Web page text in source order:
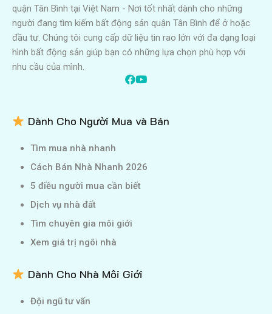
quận Tân Bình tại Việt Nam - Nơi tốt nhất dành cho những
người đang tìm kiếm bất động sản quận Tân Bình để ở hoặc
đầu tư. Chúng tôi cung cấp dữ liệu tin rao lớn với đa dạng loại
hình bất động sản giúp bạn có những lựa chọn phù hợp với
nhu cầu của mình.
Dành Cho Người Mua và Bán
Tìm mua nhà nhanh
Cách Bán Nhà Nhanh 2026
5 điều người mua cần biết
Dịch vụ nhà đất
Tìm chuyên gia môi giới
Xem giá trị ngôi nhà
Dành Cho Nhà Môi Giới
Đội ngũ tư vấn